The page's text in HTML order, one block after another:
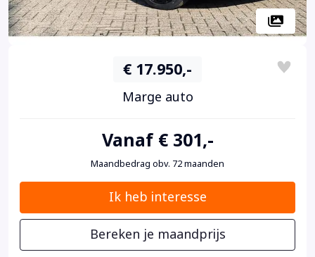
€ 17.950,-
Marge auto
Vanaf € 301,-
Maandbedrag obv. 72 maanden
Ik heb interesse
Bereken je maandprijs